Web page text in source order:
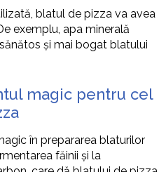
blatul de pizza va avea
exemplu, apa minerală
și mai bogat blatului
magic pentru cel
în prepararea blaturilor
făinii și la